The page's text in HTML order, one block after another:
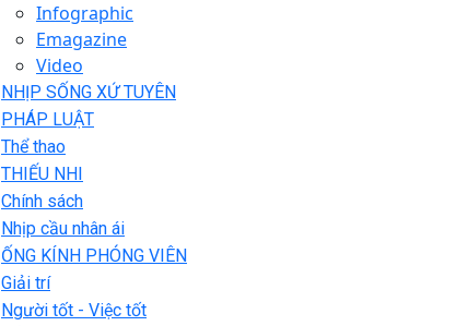
Infographic
Emagazine
Video
NHỊP SỐNG XỨ TUYÊN
PHÁP LUẬT
Thể thao
THIẾU NHI
Chính sách
Nhịp cầu nhân ái
ỐNG KÍNH PHÓNG VIÊN
Giải trí
Người tốt - Việc tốt